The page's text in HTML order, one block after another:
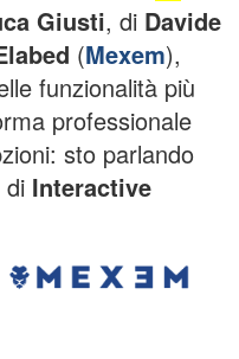
Giusti, di Davide
(Mexem),
funzionalità più
professionale
sto parlando
di Interactive